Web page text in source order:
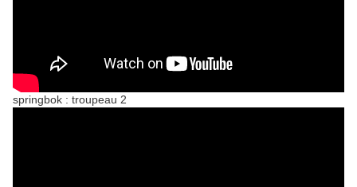
springbok : troupeau 2